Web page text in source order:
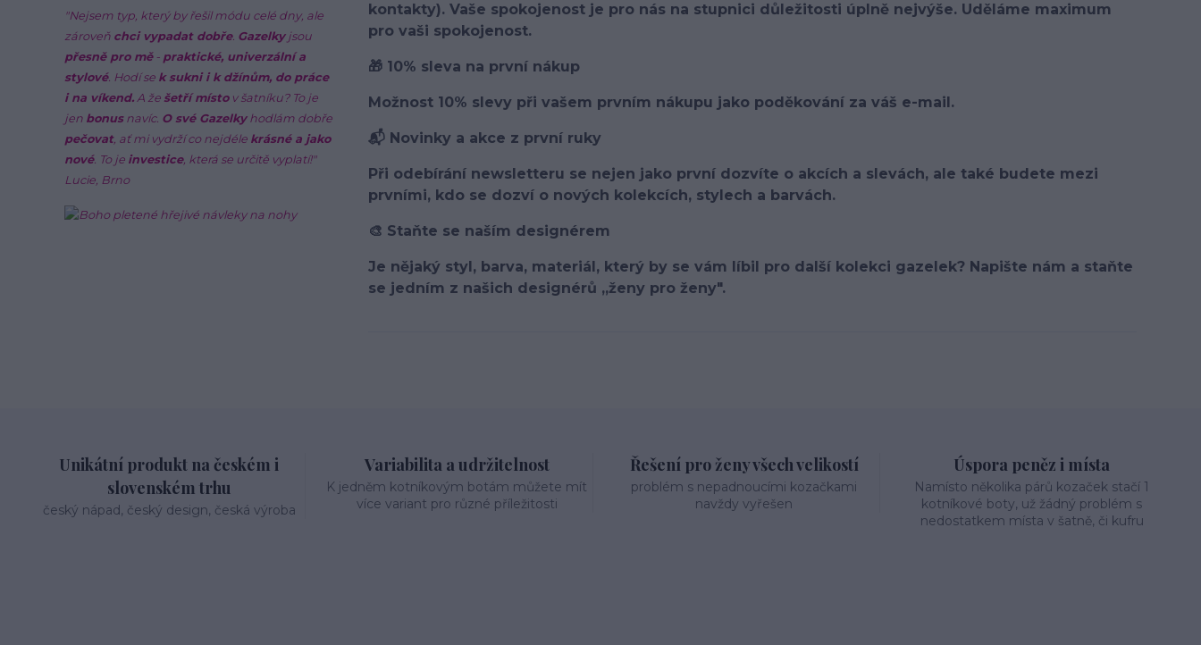
"Nejsem typ, který by řešil módu celé dny, ale
zároveň chci vypadat dobře. Gazelkyjsou
přesně pro mě- praktické, univerzální a
stylové. Hodí se k sukni i k džínům, do práce
i na víkend. A že šetří místov šatníku? To je
jen bonusnavíc. O své Gazelkyhodlám dobře
pečovat, ať mi vydrží co nejdéle krásné a jako
nové. To je investice, která se určitě vyplatí!"
Lucie, Brno
kontakty). Vaše spokojenost je pro nás na stupnici důležitosti úplně nejvýše. Uděláme maximum
pro vaši spokojenost.
🎁 10% sleva na první nákup
Možnost 10% slevy při vašem prvním nákupu jako poděkování za váš e-mail.
📬 Novinky a akce z první ruky
Při odebírání newsletteru se nejen jako první dozvíte o akcích a slevách, ale také budete mezi
prvními, kdo se dozví o nových kolekcích, stylech a barvách.
🎨 Staňte se naším designérem
Je nějaký styl, barva, materiál, který by se vám líbil pro další kolekci gazelek? Napište nám a staňte
se jedním z našich designérů „ženy pro ženy".
Unikátní produkt na českém i
slovenském trhu
český nápad, český design, česká výroba
Variabilita a udržitelnost
K jedněm kotníkovým botám můžete mít
více variant pro různé příležitosti
Řešení pro ženy všech velikostí
problém s nepadnoucími kozačkami
navždy vyřešen
Úspora peněz i místa
Namísto několika párů kozaček stačí 1
kotníkové boty, už žádný problém s
nedostatkem místa v šatně, či kufru